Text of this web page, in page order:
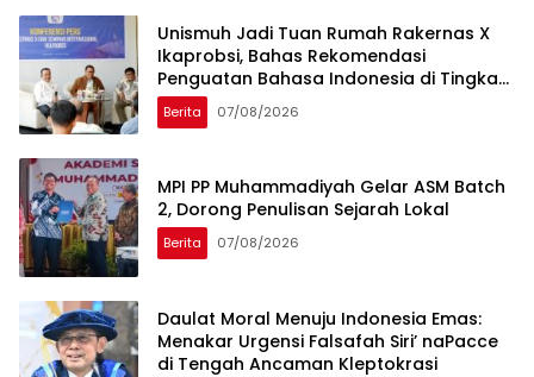
Unismuh Jadi Tuan Rumah Rakernas X
Ikaprobsi, Bahas Rekomendasi
Penguatan Bahasa Indonesia di Tingkat
Global
Berita 07/08/2026
MPI PP Muhammadiyah Gelar ASM Batch
2, Dorong Penulisan Sejarah Lokal
Berita 07/08/2026
Daulat Moral Menuju Indonesia Emas:
Menakar Urgensi Falsafah Siri’ naPacce
di Tengah Ancaman Kleptokrasi